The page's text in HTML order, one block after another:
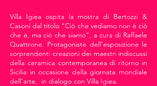
Villa Igiea ospita la mostra di Bertozzi &
Casoni dal titolo “Ciò che vediamo non è ciò
che è, ma ciò che siamo”, a cura di Raffaele
Quattrone. Protagoniste dell’esposizione le
sorprendenti creazioni dei maestri indiscussi
della ceramica contemporanea di ritorno in
Sicilia in occasione della giornata mondiale
dell’arte, in dialogo con Villa Igiea.